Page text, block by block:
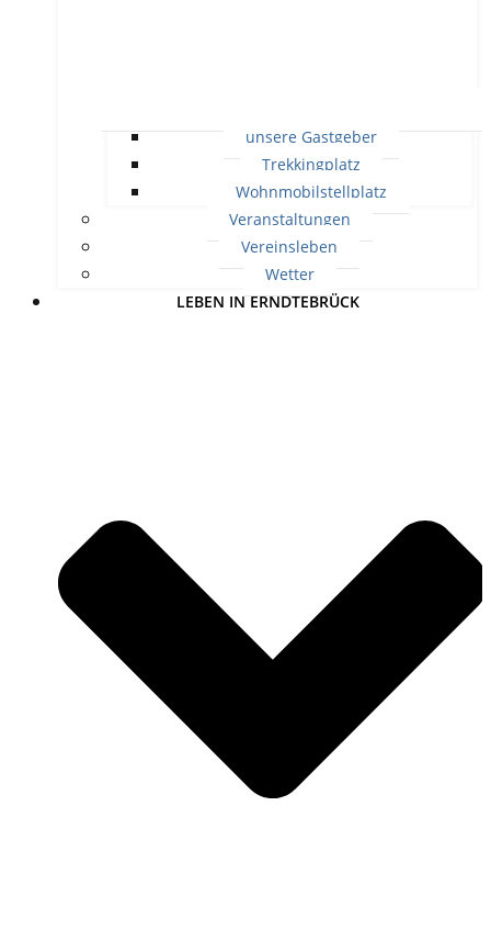
unsere Gastgeber
Trekkingplatz
Wohnmobilstellplatz
Veranstaltungen
Vereinsleben
Wetter
LEBEN IN ERNDTEBRÜCK